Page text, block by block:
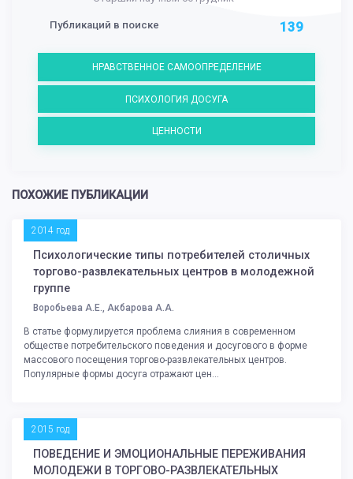
Публикаций в поиске 139
НРАВСТВЕННОЕ САМООПРЕДЕЛЕНИЕ
ПСИХОЛОГИЯ ДОСУГА
ЦЕННОСТИ
ПОХОЖИЕ ПУБЛИКАЦИИ
2014 год
Психологические типы потребителей столичных
торгово-развлекательных центров в молодежной
группе
Воробьева А.Е., Акбарова А.А.
В статье формулируется проблема слияния в современном
обществе потребительского поведения и досугового в форме
массового посещения торгово-развлекательных центров.
Популярные формы досуга отражают цен...
2015 год
ПОВЕДЕНИЕ И ЭМОЦИОНАЛЬНЫЕ ПЕРЕЖИВАНИЯ
МОЛОДЕЖИ В ТОРГОВО-РАЗВЛЕКАТЕЛЬНЫХ